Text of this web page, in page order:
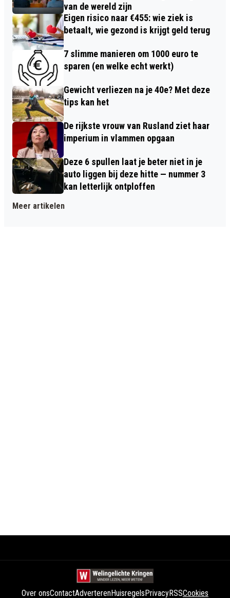
van de wereld zijn
Eigen risico naar €455: wie ziek is
betaalt, wie gezond is krijgt geld terug
7 slimme manieren om 1000 euro te
sparen (en welke echt werkt)
Gewicht verliezen na je 40e? Met deze
tips kan het
De rijkste vrouw van Rusland ziet haar
imperium in vlammen opgaan
Deze 6 spullen laat je beter niet in je
auto liggen bij deze hitte — nummer 3
kan letterlijk ontploffen
Meer artikelen
Over onsContactAdverterenHuisregelsPrivacyRSSCookies